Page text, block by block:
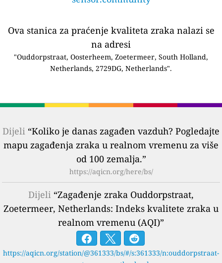
Ova stanica za praćenje kvaliteta zraka nalazi se
na adresi
"Ouddorpstraat, Oosterheem, Zoetermeer, South Holland,
Netherlands, 2729DG, Netherlands".
Dijeli “Koliko je danas zagađen vazduh? Pogledajte
mapu zagađenja zraka u realnom vremenu za više
od 100 zemalja.”
https://aqicn.org/here/bs/
Dijeli “Zagađenje zraka Ouddorpstraat,
Zoetermeer, Netherlands: Indeks kvalitete zraka u
realnom vremenu (AQI)”
https://aqicn.org/station/@361333/bs/#/s:361333/n:ouddorpstraat-